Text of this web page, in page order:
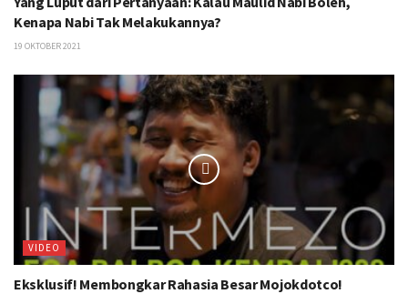
Kenapa Nabi Tak Melakukannya?
19 OKTOBER 2021
VIDEO
Eksklusif! Membongkar Rahasia Besar Mojokdotco!